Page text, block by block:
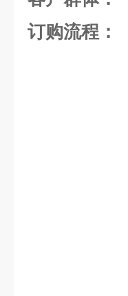
订购流程：